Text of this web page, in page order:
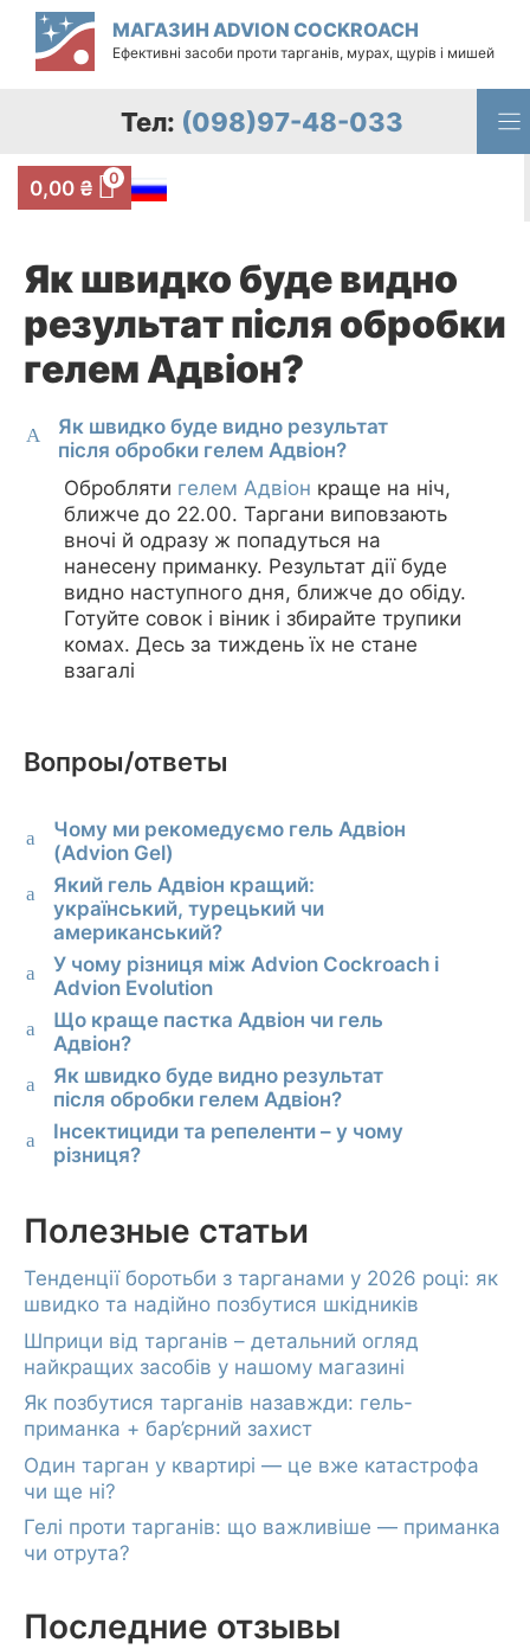
Перейти
вмісту
МАГАЗИН ADVION COCKROACH
Ефективні засоби проти тарганів, мурах, щурів і мишей
Тел: (098)97-48-033
0,00 ₴ 0
Як швидко буде видно
результат після обробки
гелем Адвіон?
A
Як швидко буде видно результат
після обробки гелем Адвіон?
Обробляти гелем Адвіон краще на ніч,
ближче до 22.00. Таргани виповзають
вночі й одразу ж попадуться на
нанесену приманку. Результат дії буде
видно наступного дня, ближче до обіду.
Готуйте совок і віник і збирайте трупики
комах. Десь за тиждень їх не стане
взагалі
Вопроы/ответы
a
Чому ми рекомедуємо гель Адвіон
(Advion Gel)
a
Який гель Адвіон кращий:
український, турецький чи
американський?
a
У чому різниця між Advion Cockroach і
Advion Evolution
a
Що краще пастка Адвіон чи гель
Адвіон?
a
Як швидко буде видно результат
після обробки гелем Адвіон?
a
Інсектициди та репеленти – у чому
різниця?
Полезные статьи
Тенденції боротьби з тарганами у 2026 році: як
швидко та надійно позбутися шкідників
Шприци від тарганів – детальний огляд
найкращих засобів у нашому магазині
Як позбутися тарганів назавжди: гель-
приманка + бар’єрний захист
Один тарган у квартирі — це вже катастрофа
чи ще ні?
Гелі проти тарганів: що важливіше — приманка
чи отрута?
Последние отзывы